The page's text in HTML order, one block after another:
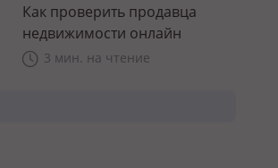
Как проверить продавца
недвижимости онлайн
3 мин. на чтение